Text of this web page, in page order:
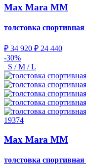
Max Mara MM
толстовка спортивная
₽ 34 920 ₽ 24 440
-30%
S / M / L
19374
Max Mara MM
толстовка спортивная